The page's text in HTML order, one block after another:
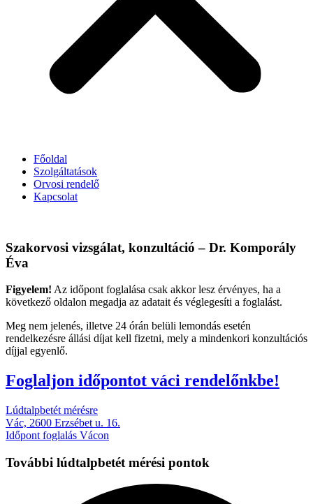
Főoldal
Szolgáltatások
Orvosi rendelő
Kapcsolat
Szakorvosi vizsgálat, konzultáció – Dr. Komporály
Éva
Figyelem! Az időpont foglalása csak akkor lesz érvényes, ha a
következő oldalon megadja az adatait és véglegesíti a foglalást.
Meg nem jelenés, illetve 24 órán belüli lemondás esetén
rendelkezésre állási díjat kell fizetni, mely a mindenkori konzultációs
díjjal egyenlő.
Foglaljon időpontot váci rendelőnkbe!
Lúdtalpbetét mérésre
Vác, 2600 Erzsébet u. 16.
Időpont foglalás Vácon
További lúdtalpbetét mérési pontok